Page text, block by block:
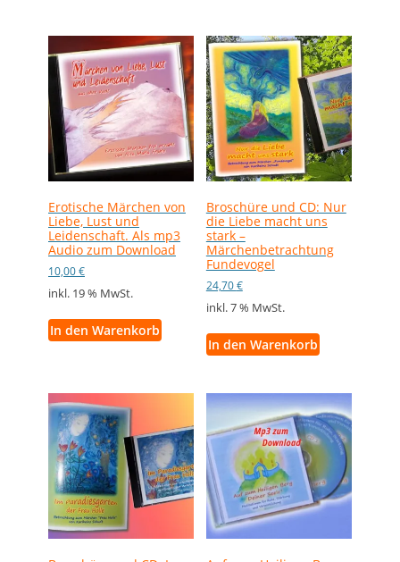
Erotische Märchen von
Liebe, Lust und
Leidenschaft. Als mp3
Audio zum Download
10,00€
inkl. 19 % MwSt.
In den Warenkorb
Broschüre und CD: Nur
die Liebe macht uns
stark –
Märchenbetrachtung
Fundevogel
24,70€
inkl. 7 % MwSt.
In den Warenkorb